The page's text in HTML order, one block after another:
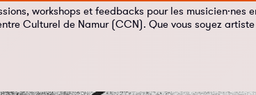
workshops et feedbacks pour les
Culturel de Namur (CCN). Que vous soyez